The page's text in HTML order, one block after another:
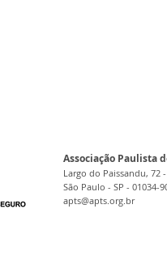
Associação Paulista
Largo do Paissandu, 72
São Paulo - SP - 01034-
apts@apts.org.br